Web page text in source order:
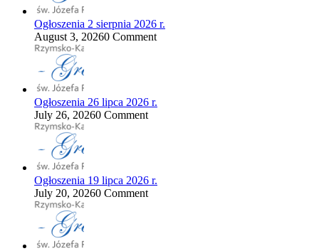
Ogłoszenia 2 sierpnia 2026 r.
August 3, 20260 Comment
Ogłoszenia 26 lipca 2026 r.
July 26, 20260 Comment
Ogłoszenia 19 lipca 2026 r.
July 20, 20260 Comment